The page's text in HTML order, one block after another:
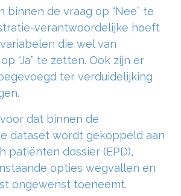
binnen de vraag op “Nee” te
verantwoordelijke hoeft
die wel van
“Ja” te zetten. Ook zijn er
ter verduidelijking
dat binnen de
dataset wordt gekoppeld aan
patiënten dossier (EPD),
opties wegvallen en
ongewenst toeneemt.